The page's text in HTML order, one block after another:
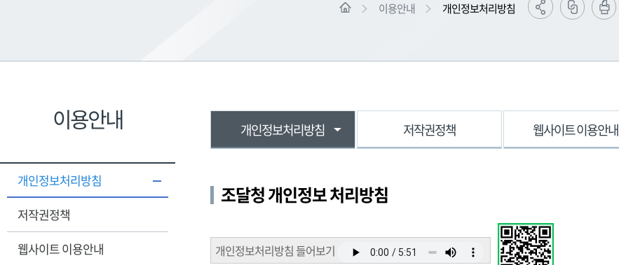
이용안내 개인정보처리방침
이용안내
개인정보처리방침
저작권정책
웹사이트 이용안내
개인정보처리방침 저작권정책 웹사이트 이용안내
조달청 개인정보 처리방침
개인정보처리방침 들어보기